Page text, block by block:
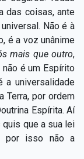
das coisas, ante
Não é à
é a voz unânime
mais que outro,
é um Espírito
a universalidade
Terra, por ordem
Espírita. Aí
quis que a sua lei
por isso não a